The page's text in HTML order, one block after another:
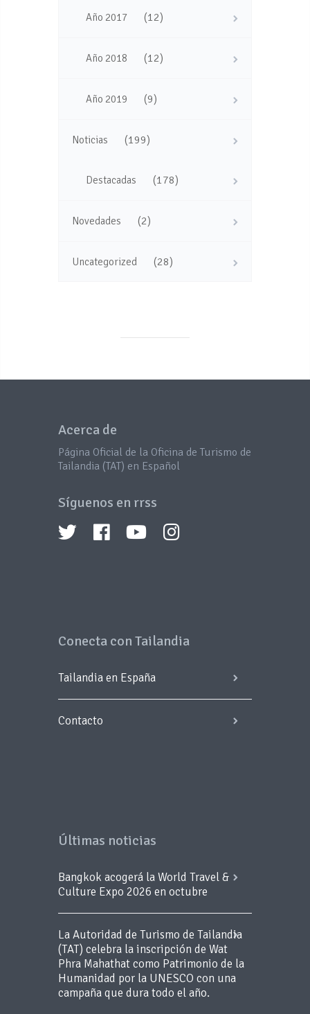
Año 2017 (12)
Año 2018 (12)
Año 2019 (9)
Noticias (199)
Destacadas (178)
Novedades (2)
Uncategorized (28)
Acerca de
Página Oficial de la Oficina de Turismo de
Tailandia (TAT) en Español
Síguenos en rrss
Conecta con Tailandia
Tailandia en España
Contacto
Últimas noticias
Bangkok acogerá la World Travel &
Culture Expo 2026 en octubre
La Autoridad de Turismo de Tailandia
(TAT) celebra la inscripción de Wat
Phra Mahathat como Patrimonio de la
Humanidad por la UNESCO con una
campaña que dura todo el año.